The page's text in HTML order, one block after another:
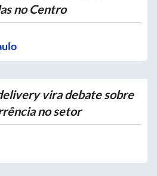
no Centro
vira debate sobre
no setor